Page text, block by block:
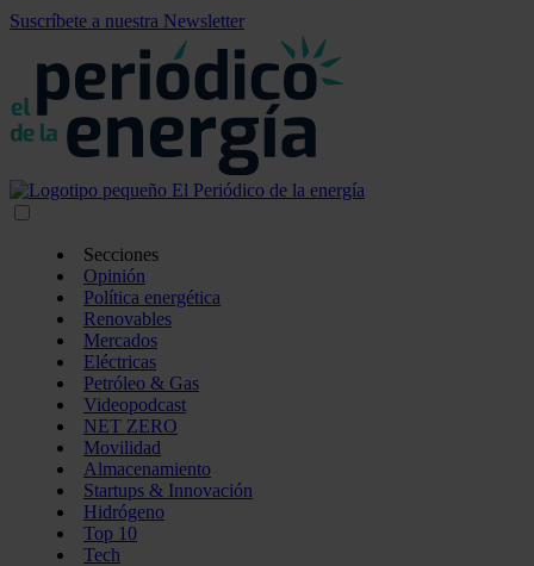
Suscríbete a nuestra Newsletter
Secciones
Opinión
Política energética
Renovables
Mercados
Eléctricas
Petróleo & Gas
Videopodcast
NET ZERO
Movilidad
Almacenamiento
Startups & Innovación
Hidrógeno
Top 10
Tech